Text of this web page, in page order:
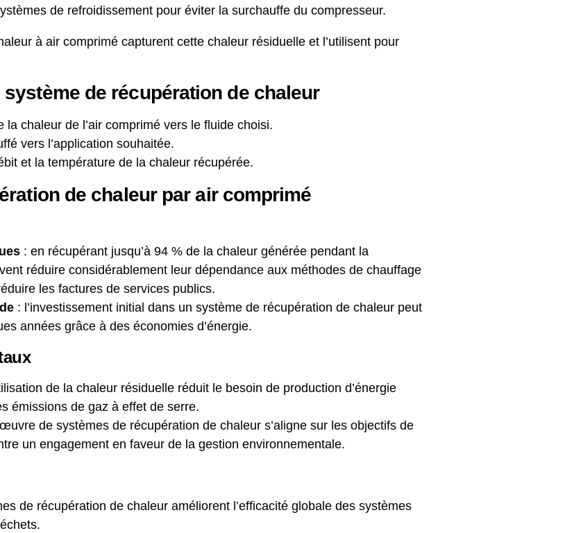
de refroidissement pour éviter la surchauffe du compresseur.
à air comprimé capturent cette chaleur résiduelle et l’utilisent pour
de récupération de chaleur
la chaleur de l’air comprimé vers le fluide choisi.
vers l’application souhaitée.
et la température de la chaleur récupérée.
de chaleur par air comprimé
: en récupérant jusqu’à 94 % de la chaleur générée pendant la
réduire considérablement leur dépendance aux méthodes de chauffage
les factures de services publics.
: l’investissement initial dans un système de récupération de chaleur peut
années grâce à des économies d’énergie.
de la chaleur résiduelle réduit le besoin de production d’énergie
émissions de gaz à effet de serre.
de systèmes de récupération de chaleur s’aligne sur les objectifs de
un engagement en faveur de la gestion environnementale.
de récupération de chaleur améliorent l’efficacité globale des systèmes